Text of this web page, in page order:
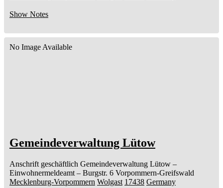
Show Notes
No Image Available
Gemeindeverwaltung Lütow
Anschrift geschäftlich Gemeindeverwaltung Lütow –
Einwohnermeldeamt – Burgstr. 6 Vorpommern-Greifswald
Mecklenburg-Vorpommern Wolgast 17438 Germany